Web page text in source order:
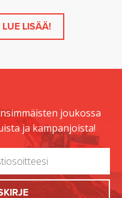
LISÄÄ!
joukossa
ja kampanjoista!